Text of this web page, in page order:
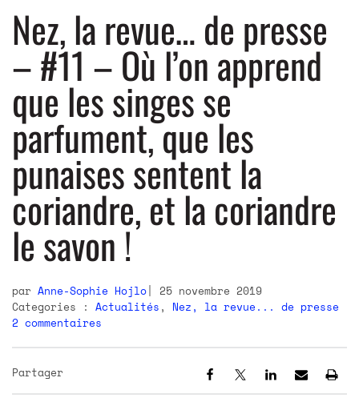
Nez, la revue… de presse
– #11 – Où l’on apprend
que les singes se
parfument, que les
punaises sentent la
coriandre, et la coriandre
le savon !
par Anne-Sophie Hojlo
25 novembre 2019
Categories : Actualités , Nez, la revue... de presse
2 commentaires
Partager